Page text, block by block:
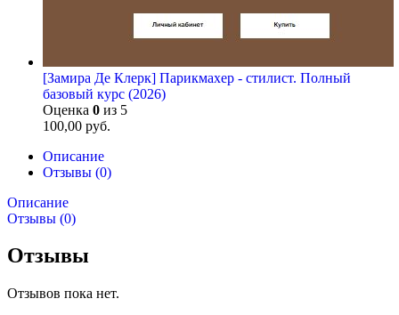
[Замира Де Клерк] Парикмахер - стилист. Полный
базовый курс (2026)
Оценка 0 из 5
100,00 руб.
Описание
Отзывы (0)
Описание
Отзывы (0)
Отзывы
Отзывов пока нет.